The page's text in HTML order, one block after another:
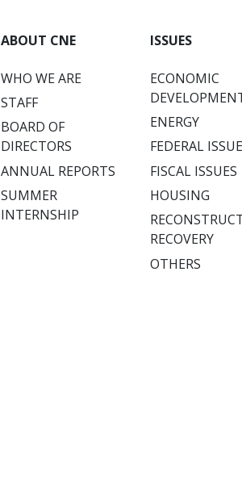
ABOUT CNE
WHO WE ARE
STAFF
BOARD OF
DIRECTORS
ANNUAL REPORTS
SUMMER
INTERNSHIP
ISSUES
ECONOMIC
ENERGY
FEDERAL
FISCAL ISSUES
HOUSING
RECOVERY
OTHERS